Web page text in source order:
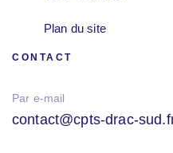
Plan du site
CONTACT
Par e-mail
contact@cpts-drac-